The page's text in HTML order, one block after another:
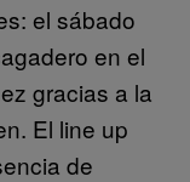
el sábado
en el
gracias a la
El line up
de